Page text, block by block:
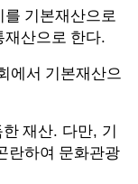
를 기본재산으로
재산으로 한다.
에서 기본재산으
재산. 다만, 기
란하여 문화관광